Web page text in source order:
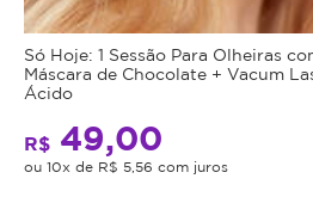
Só Hoje: 1 Sessão Para Olheiras
Máscara de Chocolate + Vacum
Ácido
R$ 49,00
ou 10x de R$ 5,56 com juros